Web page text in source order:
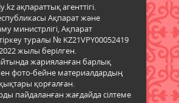
қағылған
тағы бір
4 мыңнан астам грант
2026 ж. 57
белсенділік – ел
кепілі
ақпараттық агенттігі.
Ақпарат және
министрлігі, Ақпарат
туралы № KZ21VPY00052419
жылы берілген.
жарияланған барлық
фото-бейне материалдардың
қорғалған.
пайдаланған жағдайда сілтеме